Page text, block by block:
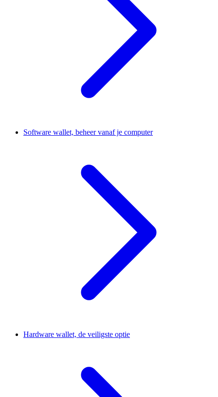
Software wallet, beheer vanaf je computer
Hardware wallet, de veiligste optie